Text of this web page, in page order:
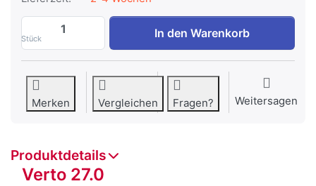
Stück
Verto 27.0 zu CHF 3’296.00, Menge 1.
In den Warenkorb
Merken Vergleichen Fragen? Weitersagen
Produktdetails
Verto 27.0